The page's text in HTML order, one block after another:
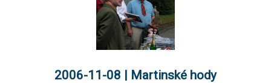
2006-11-08 | Martinské hody